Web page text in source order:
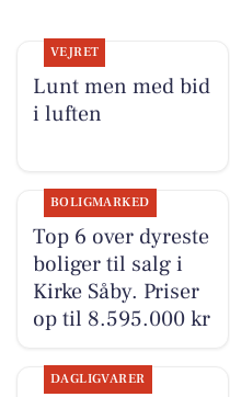
VEJRET
Lunt men med bid
i luften
BOLIGMARKED
Top 6 over dyreste
boliger til salg i
Kirke Såby. Priser
op til 8.595.000 kr
DAGLIGVARER